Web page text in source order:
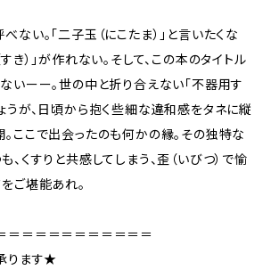
ない。「二子玉（にこたま）」と言いたくな
き）」が作れない。そして、この本のタイトル
いーー。世の中と折り合えない「不器用す
うが、日頃から抱く些細な違和感をタネに縦
ここで出会ったのも何かの縁。その独特な
、くすりと共感してしまう、歪（いびつ）で愉
ご堪能あれ。
＝＝＝＝＝＝＝＝＝＝＝
ります★